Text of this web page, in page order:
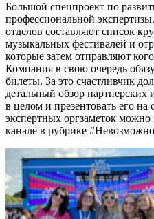
Большой спецпроект по
профессиональной
отделов составляют список
музыкальных фестивалей и
которые затем отправляют
Компания в свою очередь
билеты. За это счастливчик
детальный обзор
в целом и презентовать его
экспертных оргзаметок
канале в рубрике